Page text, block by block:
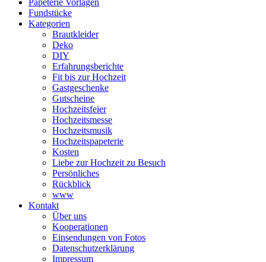
Papeterie Vorlagen
Fundstücke
Kategorien
Brautkleider
Deko
DIY
Erfahrungsberichte
Fit bis zur Hochzeit
Gastgeschenke
Gutscheine
Hochzeitsfeier
Hochzeitsmesse
Hochzeitsmusik
Hochzeitspapeterie
Kosten
Liebe zur Hochzeit zu Besuch
Persönliches
Rückblick
www
Kontakt
Über uns
Kooperationen
Einsendungen von Fotos
Datenschutzerklärung
Impressum